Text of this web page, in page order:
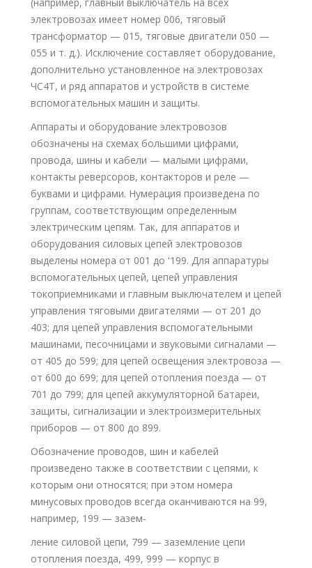
электровозах имеет номер 006, тяговый
трансформатор — 015, тяговые двигатели 050 —
055 и т. д.). Исключение составляет оборудование,
дополнительно установленное на электровозах
ЧС4Т, и ряд аппаратов и устройств в системе
вспомогательных машин и защиты.
Аппараты и оборудование электровозов
обозначены на схемах большими цифрами,
провода, шины и кабели — малыми цифрами,
контакты реверсоров, контакторов и реле —
буквами и цифрами. Нумерация произведена по
группам, соответствующим определенным
электрическим цепям. Так, для аппаратов и
оборудования силовых цепей электровозов
выделены номера от 001 до '199. Для аппаратуры
вспомогательных цепей, цепей управления
токоприемниками и главным выключателем и цепей
управления тяговыми двигателями — от 201 до
403; для цепей управления вспомогательными
машинами, песочницами и звуковыми сигналами —
от 405 до 599; для цепей освещения электровоза —
от 600 до 699; для цепей отопления поезда — от
701 до 799; для цепей аккумуляторной батареи,
защиты, сигнализации и электроизмерительных
приборов — от 800 до 899.
Обозначение проводов, шин и кабелей
произведено также в соответствии с цепями, к
которым они относятся; при этом номера
минусовых проводов всегда оканчиваются на 99,
например, 199 — зазем-
ление силовой цепи, 799 — заземление цепи
отопления поезда, 499, 999 — корпус в